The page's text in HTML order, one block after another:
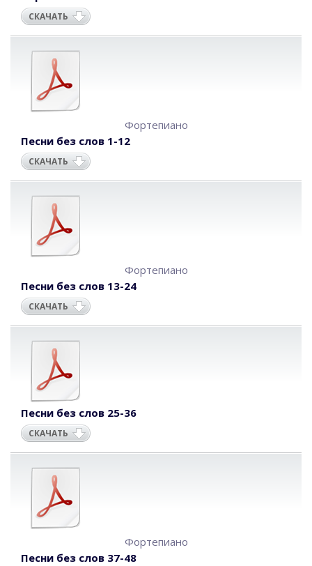
СКАЧАТЬ
Фортепиано
Песни без слов 1-12
СКАЧАТЬ
Фортепиано
Песни без слов 13-24
СКАЧАТЬ
Песни без слов 25-36
СКАЧАТЬ
Фортепиано
Песни без слов 37-48